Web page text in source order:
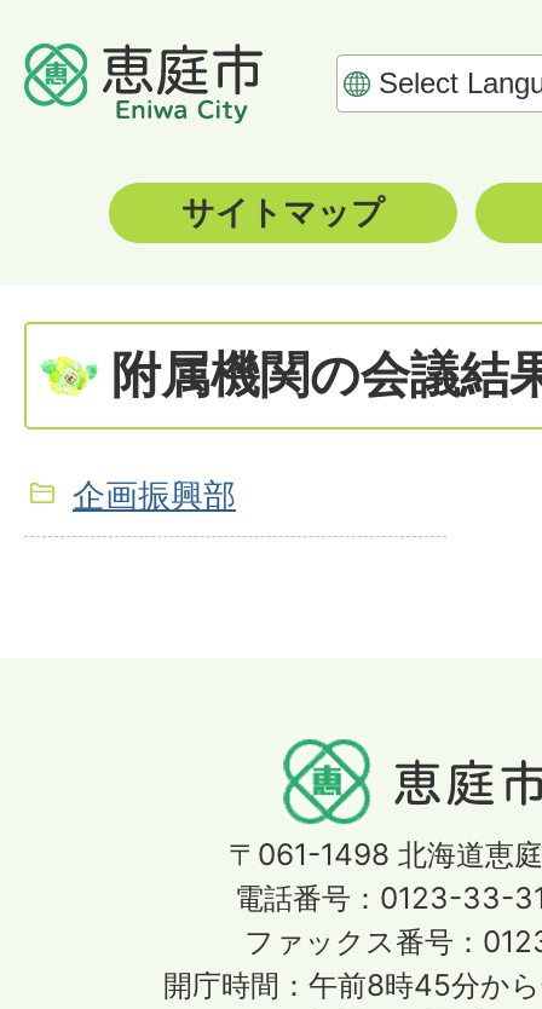
サイトマップ
附属機関の会議結
企画振興部
〒061-1498 北海道恵
電話番号：0123-33-
ファックス番号：
開庁時間：午前8時45分か